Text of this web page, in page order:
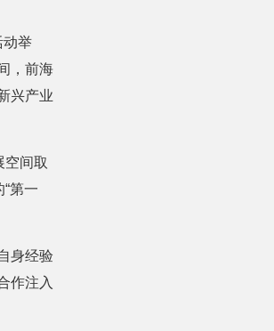
动举
，前海
兴产业
空间取
第一
身经验
作注入